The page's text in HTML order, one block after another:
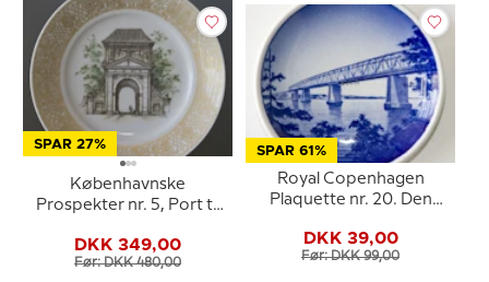
SPAR 27%
Københavnske
Prospekter nr. 5, Port til
Copenhagen
DKK 349,00
Før: DKK 480,00
SPAR 61%
Royal Copenhagen
Plaquette nr. 20. Den
DKK 39,00
Før: DKK 99,00